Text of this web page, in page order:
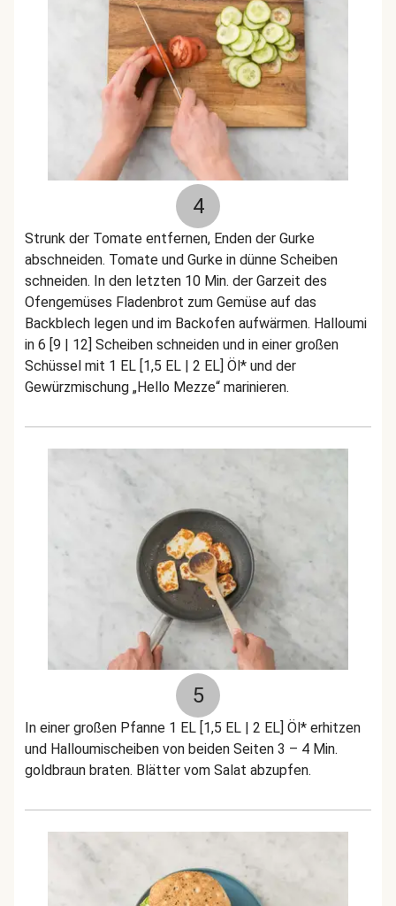
4
Strunk der Tomate entfernen, Enden der Gurke
abschneiden. Tomate und Gurke in dünne Scheiben
schneiden. In den letzten 10 Min. der Garzeit des
Ofengemüses Fladenbrot zum Gemüse auf das
Backblech legen und im Backofen aufwärmen. Halloumi
in 6 [9 | 12] Scheiben schneiden und in einer großen
Schüssel mit 1 EL [1,5 EL | 2 EL] Öl* und der
Gewürzmischung „Hello Mezze“ marinieren.
5
In einer großen Pfanne 1 EL [1,5 EL | 2 EL] Öl* erhitzen
und Halloumischeiben von beiden Seiten 3 – 4 Min.
goldbraun braten. Blätter vom Salat abzupfen.